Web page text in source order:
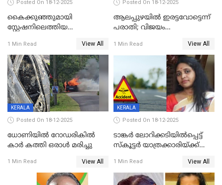
Posted On 18-12-2025
കൈക്കുഞ്ഞുമായി
സ്റ്റേഷനിലെത്തിയ
കരണത്തടിച്ചു; CC ടിവി
ദൃശ്യങ്ങൾ പുറത്ത്
1 Min Read View All
Posted On 18-12-2025
ആലപ്പുഴയിൽ ഇരട്ടവോട്ടെന്ന്
പരാതി; വിജയം
വാർഡിലെ എൽഡിഎഫ്
സ്ഥാനാർത്ഥി
1 Min Read View All
KERALA
Posted On 18-12-2025
ധോണിയിൽ റോഡരികിൽ
കാർ കത്തി ഒരാൾ മരിച്ചു
1 Min Read View All
KERALA
Posted On 18-12-2025
ടാങ്കർ ലോറിക്കടിയിൽപ്പെട്ട്
സ്കൂട്ടർ യാത്രക്കാരിയ്ക്ക്
കണ്ടോത്ത് ദേശീയ പാതയിൽ
1 Min Read View All